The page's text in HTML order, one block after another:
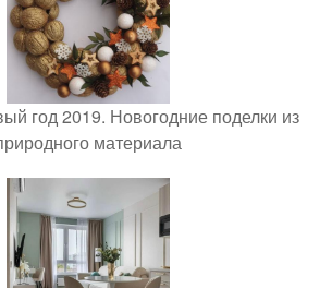
год 2019. Новогодние поделки из
материала